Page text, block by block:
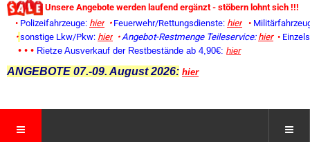
Unsere Angebote werden laufend ergänzt - stöbern lohnt sich !!!
• Polizeifahrzeuge: hier • Feuerwehr/Rettungsdienste: hier •
• sonstige Lkw/Pkw: hier • Angebot-Restmenge Teileservice: hier •
• • • Rietze Ausverkauf der Restbestände ab 4,90€: hier
ANGEBOTE 07.-09. August 2026: hier